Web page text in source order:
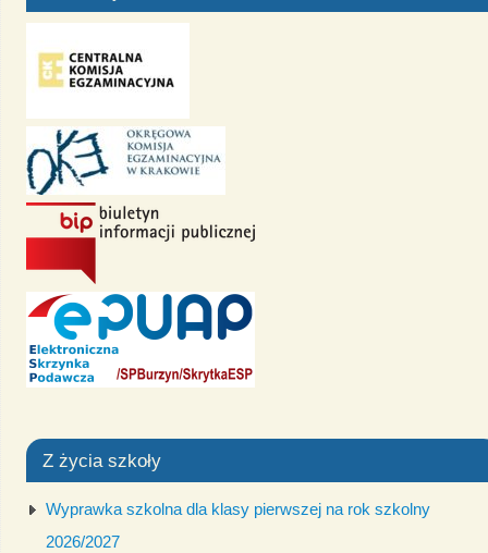
Z życia szkoły
Wyprawka szkolna dla klasy pierwszej na rok szkolny
2026/2027